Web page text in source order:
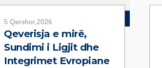
5 Qershor,2026
Qeverisja e mirë,
Sundimi i Ligjit dhe
Integrimet Evropiane